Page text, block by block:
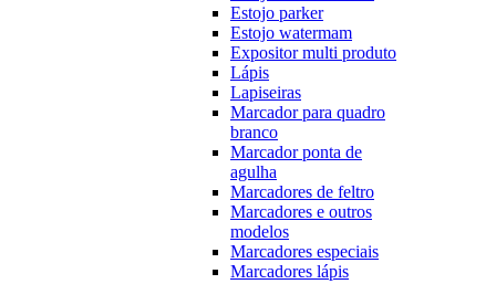
Estojo parker
Estojo watermam
Expositor multi produto
Lápis
Lapiseiras
Marcador para quadro
branco
Marcador ponta de
agulha
Marcadores de feltro
Marcadores e outros
modelos
Marcadores especiais
Marcadores lápis